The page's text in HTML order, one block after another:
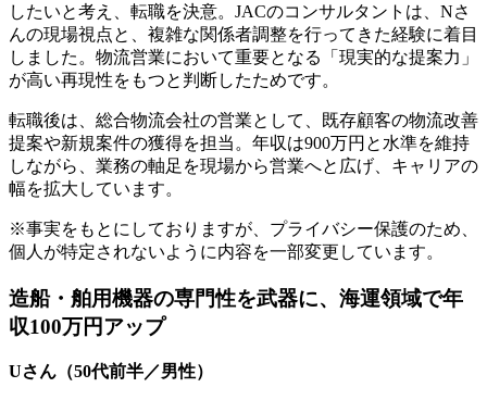
したいと考え、転職を決意。JACのコンサルタントは、Nさ
んの現場視点と、複雑な関係者調整を行ってきた経験に着目
しました。物流営業において重要となる「現実的な提案力」
が高い再現性をもつと判断したためです。
転職後は、総合物流会社の営業として、既存顧客の物流改善
提案や新規案件の獲得を担当。年収は900万円と水準を維持
しながら、業務の軸足を現場から営業へと広げ、キャリアの
幅を拡大しています。
※事実をもとにしておりますが、プライバシー保護のため、
個人が特定されないように内容を一部変更しています。
造船・舶用機器の専門性を武器に、海運領域で年
収100万円アップ
Uさん（50代前半／男性）